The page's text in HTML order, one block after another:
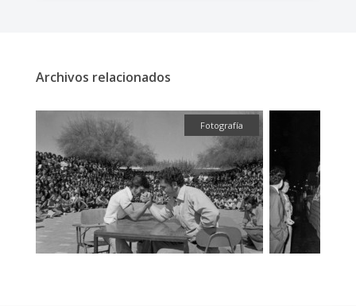
Archivos relacionados
Fotografía